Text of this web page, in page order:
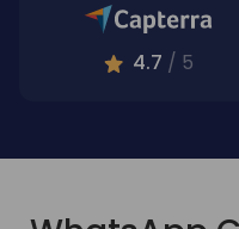
4.7 / 5